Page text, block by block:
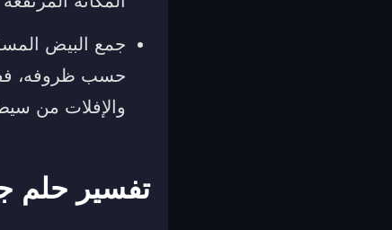
جمع البيض
حسب ظروفه، ففي
والإفلات من
تفسير حلم